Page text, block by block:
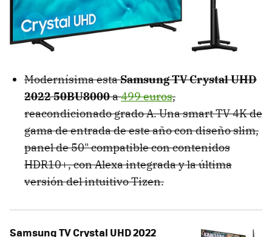
Modernísima estaSamsung TV Crystal UHD
2022 50BU8000a499 euros,
reacondicionado grado A. Una smart TV 4K de
gama de entrada de este año con diseño slim,
panel de 50" compatible con contenidos
HDR10+, con Alexa integrada y la última
versión del intuitivo Tizen.
Samsung TV Crystal UHD 2022